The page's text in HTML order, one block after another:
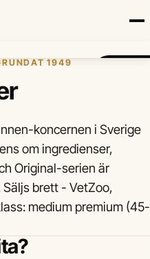
Valp Mat Hälsa
1949
koncernen i Sverige
om ingredienser,
Original-serien är
brett - VetZoo,
medium premium (45-